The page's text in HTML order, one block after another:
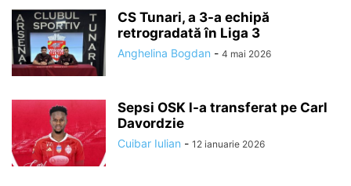
CS Tunari, a 3-a echipă
retrogradată în Liga 3
Anghelina Bogdan - 4 mai 2026
Sepsi OSK l-a transferat pe Carl
Davordzie
Cuibar Iulian - 12 ianuarie 2026